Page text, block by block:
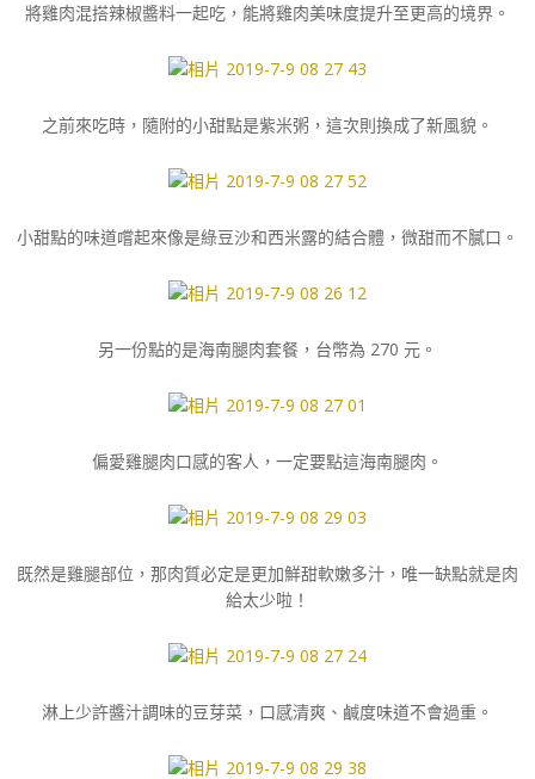
將雞肉混搭辣椒醬料一起吃，能將雞肉美味度提升至更高的境界。
之前來吃時，隨附的小甜點是紫米粥，這次則換成了新風貌。
小甜點的味道嚐起來像是綠豆沙和西米露的結合體，微甜而不膩口。
另一份點的是海南腿肉套餐，台幣為 270 元。
偏愛雞腿肉口感的客人，一定要點這海南腿肉。
既然是雞腿部位，那肉質必定是更加鮮甜軟嫩多汁，唯一缺點就是肉
給太少啦！
淋上少許醬汁調味的豆芽菜，口感清爽、鹹度味道不會過重。